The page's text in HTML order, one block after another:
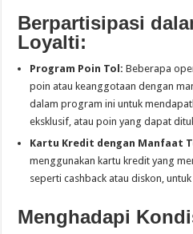
Berpartisipasi
Loyalti:
Program Poin Tol: Beberapa
poin atau keanggotaan dengan
dalam program ini untuk
eksklusif, atau poin yang dapat
Kartu Kredit dengan Manfaat
menggunakan kartu kredit yang
seperti cashback atau diskon,
Menghadapi